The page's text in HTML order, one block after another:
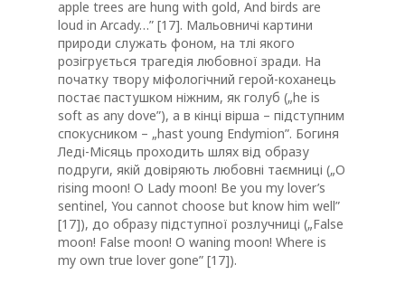
apple trees are hung with gold, And birds are
loud in Arcady…” [17]. Мальовничі картини
природи служать фоном, на тлі якого
розігрується трагедія любовної зради. На
початку твору міфологічний герой-коханець
постає пастушком ніжним, як голуб („he is
soft as any dove”), а в кінці вірша – підступним
спокусником – „hast young Endymion”. Богиня
Леді-Місяць проходить шлях від образу
подруги, якій довіряють любовні таємниці („O
rising moon! O Lady moon! Be you my lover’s
sentinel, You cannot choose but know him well”
[17]), до образу підступної розлучниці („False
moon! False moon! O waning moon! Where is
my own true lover gone” [17]).